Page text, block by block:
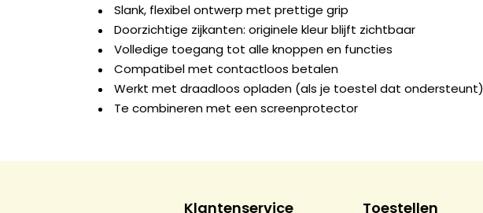
Slank, flexibel ontwerp met prettige grip
Doorzichtige zijkanten: originele kleur blijft zichtbaar
Volledige toegang tot alle knoppen en functies
Compatibel met contactloos betalen
Werkt met draadloos opladen (als je toestel dat ondersteunt)
Te combineren met een screenprotector
Klantenservice Toestellen